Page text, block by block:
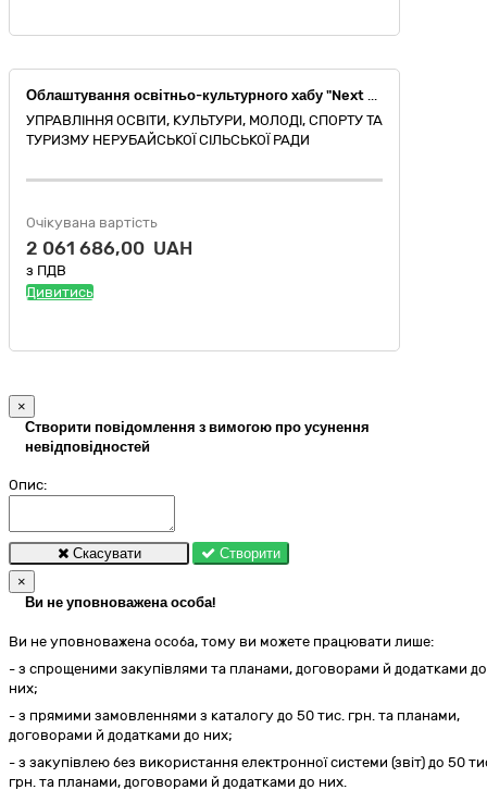
Облаштування освітньо-культурного хабу "Next Level" у Нерубайському академічному ліцеї №1 в рамках швейцарсько-українського проекту "Децентралізація для розвитку демократичної освіти", який підтримується міжнародними фінансовими організаціями (поточний ремонт)
УПРАВЛІННЯ ОСВІТИ, КУЛЬТУРИ, МОЛОДІ, СПОРТУ ТА
ТУРИЗМУ НЕРУБАЙСЬКОЇ СІЛЬСЬКОЇ РАДИ
Очікувана вартість
2 061 686,00 UAH
з ПДВ
Дивитись
×
Створити повідомлення з вимогою про усунення
невідповідностей
Опис:
Скасувати
Створити
×
Ви не уповноважена особа!
Ви не уповноважена особа, тому ви можете працювати лише:
- з спрощеними закупівлями та планами, договорами й додатками до
них;
- з прямими замовленнями з каталогу до 50 тис. грн. та планами,
договорами й додатками до них;
- з закупівлею без використання електронної системи (звіт) до 50
грн. та планами, договорами й додатками до них.